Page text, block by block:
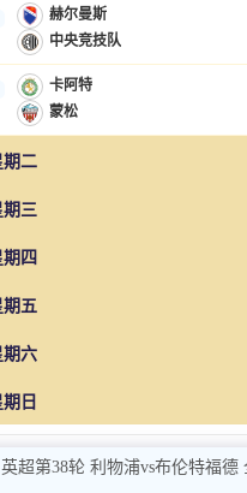
赫尔曼斯
中央竞技队
卡阿特
蒙松
期二
期三
期四
期五
期六
日
超第38轮 利物浦vs布伦特福德